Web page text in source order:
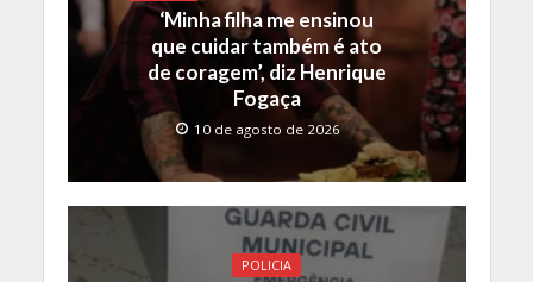
‘Minha filha me ensinou
que cuidar também é ato
de coragem’, diz Henrique
Fogaça
10 de agosto de 2026
POLICIA